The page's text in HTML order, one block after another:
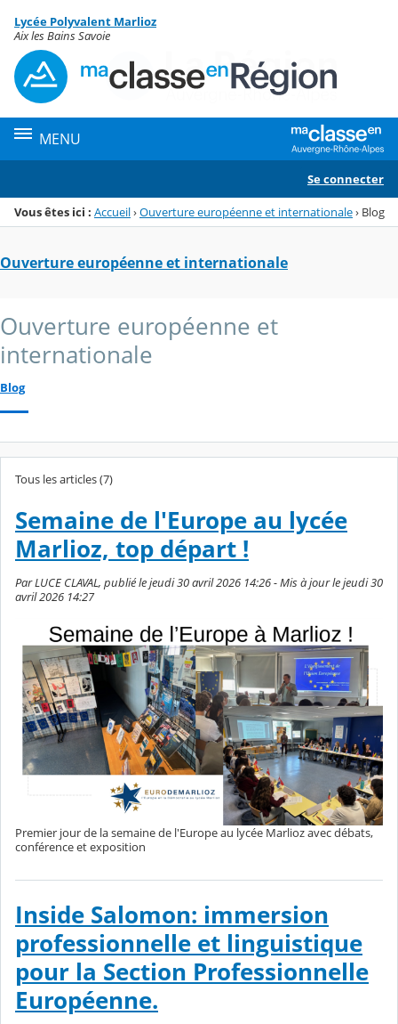
Menu de la rubrique
Contenu
Lycée Polyvalent Marlioz
Aix les Bains Savoie
MENU
Se connecter
Vous êtes ici : Accueil›Ouverture européenne et internationale› Blog
Ouverture européenne et internationale
Ouverture européenne et
internationale
Blog
Tous les articles (7)
Semaine de l'Europe au lycée
Marlioz, top départ !
Par LUCE CLAVAL, publié le jeudi 30 avril 2026 14:26 - Mis à jour le jeudi 30
avril 2026 14:27
Premier jour de la semaine de l'Europe au lycée Marlioz avec débats,
conférence et exposition
Inside Salomon: immersion
professionnelle et linguistique
pour la Section Professionnelle
Européenne.